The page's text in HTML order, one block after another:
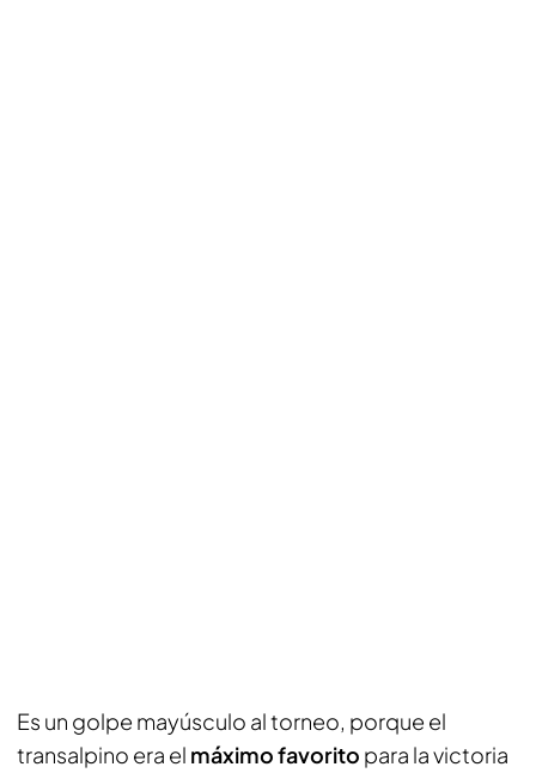
Es un golpe mayúsculo al torneo, porque el
transalpino era el máximo favorito para la victoria